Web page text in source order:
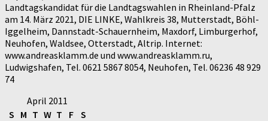
Landtagskandidat für die Landtagswahlen in Rheinland-Pfalz
am 14. März 2021, DIE LINKE, Wahlkreis 38, Mutterstadt, Böhl-
Iggelheim, Dannstadt-Schauernheim, Maxdorf, Limburgerhof,
Neuhofen, Waldsee, Otterstadt, Altrip. Internet:
www.andreasklamm.de und www.andreasklamm.ru,
Ludwigshafen, Tel. 0621 5867 8054, Neuhofen, Tel. 06236 48 929
74
April 2011
S M T W T F S